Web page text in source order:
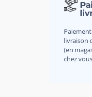
livraison
(en
chez